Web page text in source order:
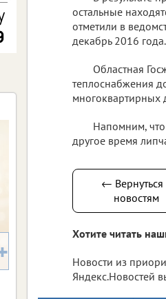
остальные
отметили в
декабрь 2016 года.
Областная
теплоснабжения
многоквартирных
Напомним,
другое время
← Вернуться
новостям
Хотите читать
Новости из
Яндекс.Новостей